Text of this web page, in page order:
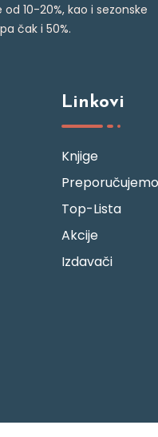
10-20%, kao i sezonske
čak i 50%.
Linkovi
Knjige
Preporučujemo
Top-Lista
Akcije
Izdavači